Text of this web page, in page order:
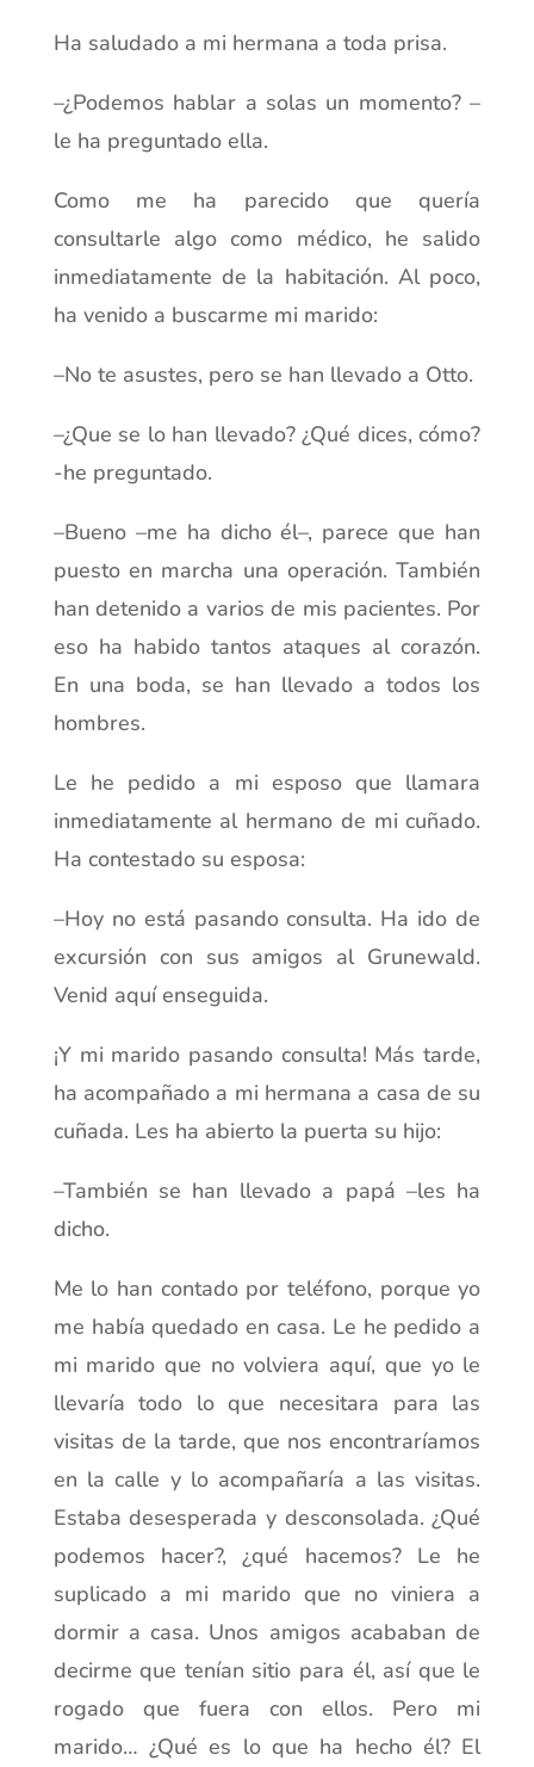
Ha saludado a mi hermana a toda prisa.
–¿Podemos hablar a solas un momento? –
le ha preguntado ella.
Como me ha parecido que quería
consultarle algo como médico, he salido
inmediatamente de la habitación. Al poco,
ha venido a buscarme mi marido:
–No te asustes, pero se han llevado a Otto.
–¿Que se lo han llevado? ¿Qué dices, cómo?
-he preguntado.
–Bueno –me ha dicho él–, parece que han
puesto en marcha una operación. También
han detenido a varios de mis pacientes. Por
eso ha habido tantos ataques al corazón.
En una boda, se han llevado a todos los
hombres.
Le he pedido a mi esposo que llamara
inmediatamente al hermano de mi cuñado.
Ha contestado su esposa:
–Hoy no está pasando consulta. Ha ido de
excursión con sus amigos al Grunewald.
Venid aquí enseguida.
¡Y mi marido pasando consulta! Más tarde,
ha acompañado a mi hermana a casa de su
cuñada. Les ha abierto la puerta su hijo:
–También se han llevado a papá –les ha
dicho.
Me lo han contado por teléfono, porque yo
me había quedado en casa. Le he pedido a
mi marido que no volviera aquí, que yo le
llevaría todo lo que necesitara para las
visitas de la tarde, que nos encontraríamos
en la calle y lo acompañaría a las visitas.
Estaba desesperada y desconsolada. ¿Qué
podemos hacer?, ¿qué hacemos? Le he
suplicado a mi marido que no viniera a
dormir a casa. Unos amigos acababan de
decirme que tenían sitio para él, así que le
rogado que fuera con ellos. Pero mi
marido… ¿Qué es lo que ha hecho él? El